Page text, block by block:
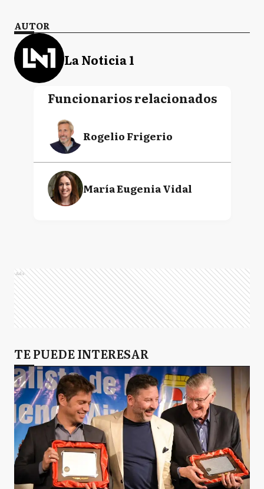
AUTOR
La Noticia 1
Funcionarios relacionados
Rogelio Frigerio
María Eugenia Vidal
Ads
TE PUEDE INTERESAR